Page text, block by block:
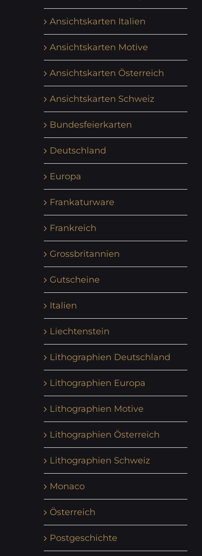
Ansichtskarten Italien
Ansichtskarten Motive
Ansichtskarten Österreich
Ansichtskarten Schweiz
Bundesfeierkarten
Deutschland
Europa
Frankaturware
Frankreich
Grossbritannien
Gutscheine
Italien
Liechtenstein
Lithographien Deutschland
Lithographien Europa
Lithographien Motive
Lithographien Österreich
Lithographien Schweiz
Monaco
Österreich
Postgeschichte